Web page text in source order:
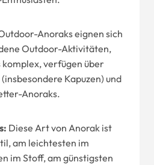
Anoraks eignen sich
Outdoor-Aktivitäten,
komplex, verfügen über
Kapuzen) und
Anoraks.
Diese Art von Anorak ist
am leichtesten im
im Stoff, am günstigsten